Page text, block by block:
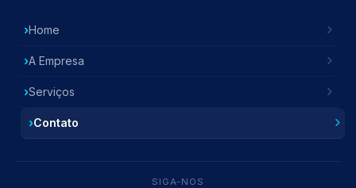
Home
A Empresa
Serviços
Contato
SIGA-NOS